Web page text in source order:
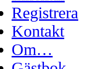
Registrera
Kontakt
Om…